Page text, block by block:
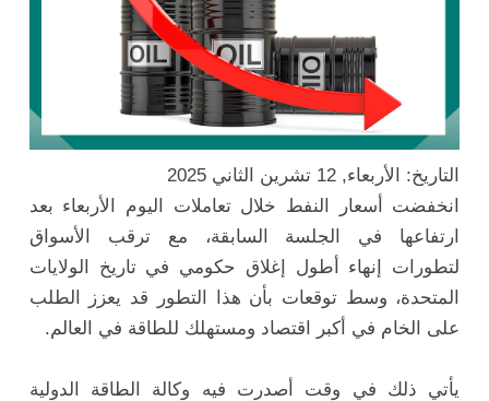
التاريخ: الأربعاء, 12 تشرين الثاني 2025
انخفضت أسعار النفط خلال تعاملات اليوم الأربعاء بعد
ارتفاعها في الجلسة السابقة، مع ترقب الأسواق
لتطورات إنهاء أطول إغلاق حكومي في تاريخ الولايات
المتحدة، وسط توقعات بأن هذا التطور قد يعزز الطلب
على الخام في أكبر اقتصاد ومستهلك للطاقة في العالم.
يأتي ذلك في وقت أصدرت فيه وكالة الطاقة الدولية